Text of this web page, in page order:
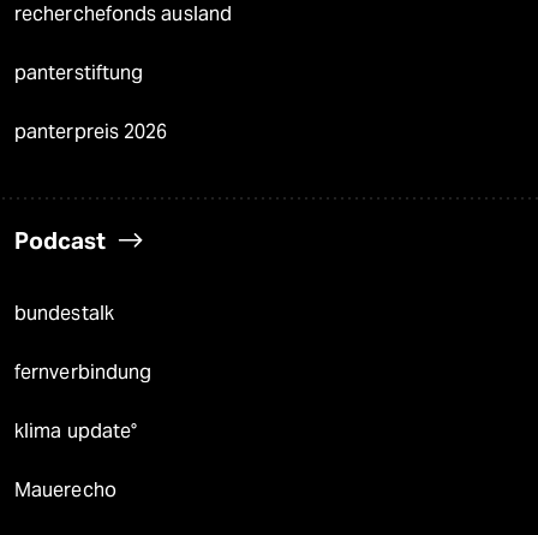
recherchefonds ausland
panterstiftung
panterpreis 2026
Podcast
bundestalk
fernverbindung
klima update°
Mauerecho